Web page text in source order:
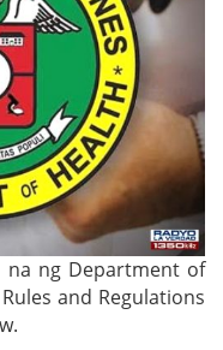
na ng Department of
and Regulations